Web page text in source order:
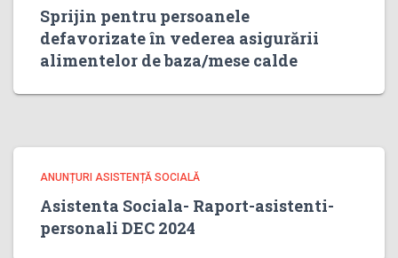
Sprijin pentru persoanele
defavorizate în vederea asigurării
alimentelor de baza/mese calde
ANUNȚURI ASISTENȚĂ SOCIALĂ
Asistenta Sociala- Raport-asistenti-
personali DEC 2024